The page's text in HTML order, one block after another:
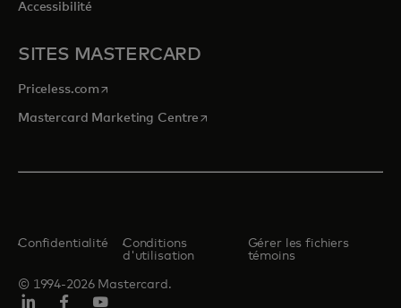
Accessibilité
SITES MASTERCARD
Priceless.com s’ouvre dans un nouvel onglet
Mastercard Marketing Centre s’ouvre dans un nouvel onglet
© 1994-2026 Mastercard.
Confidentialité
Conditions
d'utilisation
Gérer les fichiers
témoins